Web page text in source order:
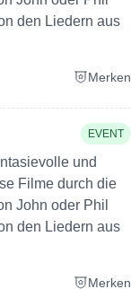
den Liedern aus
Merken
EVENT
und
Filme durch die
John oder Phil
den Liedern aus
Merken